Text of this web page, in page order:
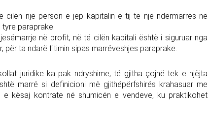
cilën një person e jep kapitalin e tij te një ndërmarrës në
paraprake.
në profit, në të cilën kapitali është i siguruar nga
për ta ndarë fitimin sipas marrëveshjes paraprake.
juridike ka pak ndryshime, të gjitha çojnë tek e njëjta
marrë si definicioni më gjithëpërfshirës krahasuar me
kësaj kontrate në shumicën e vendeve, ku praktikohet